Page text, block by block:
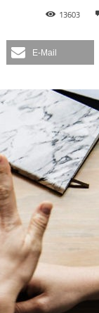
13603
E-Mail